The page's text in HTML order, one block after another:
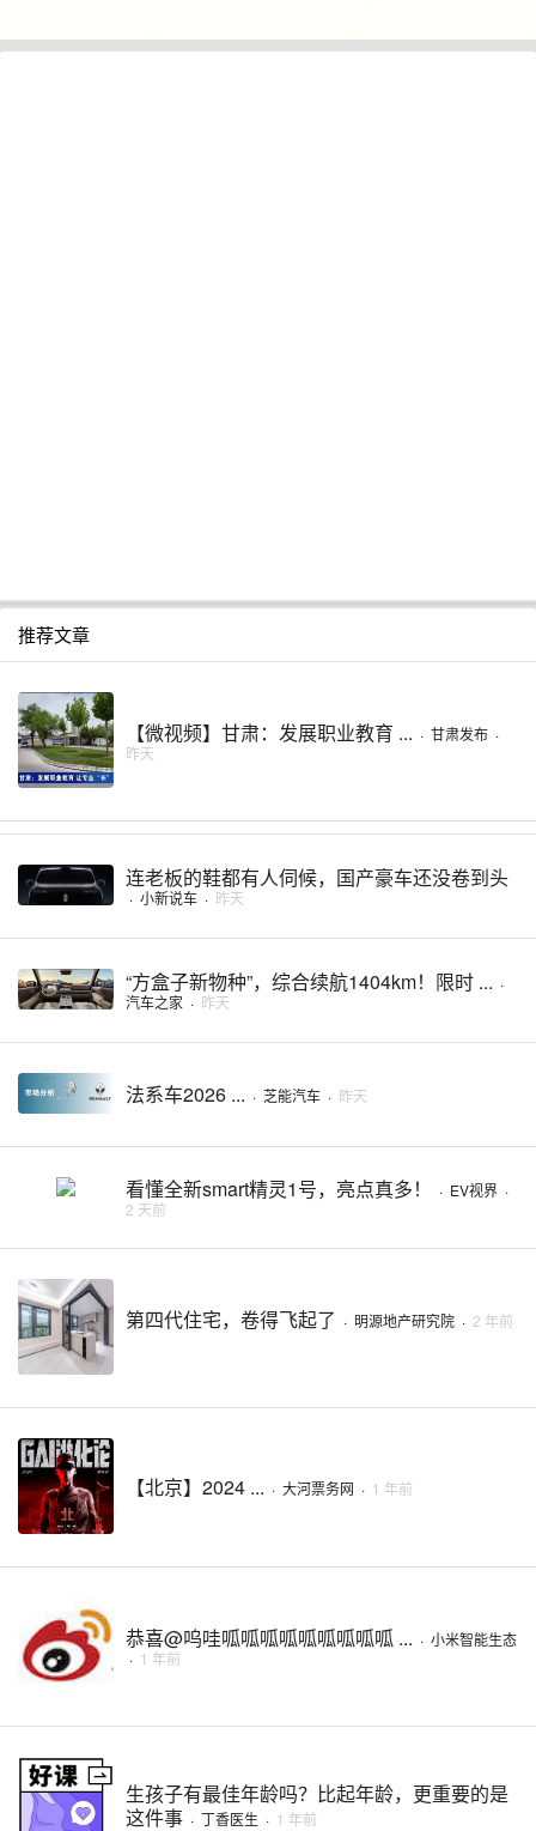
推荐文章
【微视频】甘肃：发展职业教育 ... · 甘肃发布 ·
昨天
连老板的鞋都有人伺候，国产豪车还没卷到头
· 小新说车 · 昨天
“方盒子新物种”，综合续航1404km！限时 ... ·
汽车之家 · 昨天
法系车2026 ... · 芝能汽车 · 昨天
看懂全新smart精灵1号，亮点真多！ · EV视界 ·
2 天前
第四代住宅，卷得飞起了 · 明源地产研究院 · 2 年前
【北京】2024 ... · 大河票务网 · 1 年前
恭喜@呜哇呱呱呱呱呱呱呱呱呱 ... · 小米智能生态
· 1 年前
生孩子有最佳年龄吗？比起年龄，更重要的是
这件事 · 丁香医生 · 1 年前